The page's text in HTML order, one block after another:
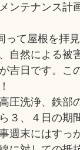
ンテナンス計
て屋根を拝見
自然による被
吉日です。
圧洗浄、鉄部
３、４日の期
週末にはすっ